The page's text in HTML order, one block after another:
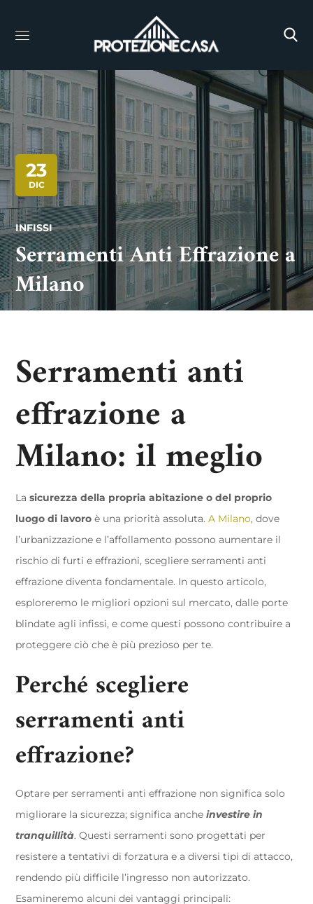
23
DIC
INFISSI
Serramenti Anti Effrazione a
Milano
Serramenti anti
effrazione a
Milano: il meglio
Lasicurezza della propria abitazione o del proprio
luogo di lavoro è una priorità assoluta.A Milano, dove
l’urbanizzazione e l’affollamento possono aumentare il
rischio di furti e effrazioni, scegliere serramenti anti
effrazione diventa fondamentale. In questo articolo,
esploreremo le migliori opzioni sul mercato, dalle porte
blindate agli infissi, e come questi possono contribuire a
proteggere ciò che è più prezioso per te.
Perché scegliere
serramenti anti
effrazione?
Optare per serramenti anti effrazione non significa solo
migliorare la sicurezza; significa ancheinvestire in
tranquillità. Questi serramenti sono progettati per
resistere a tentativi di forzatura e a diversi tipi di attacco,
rendendo più difficile l’ingresso non autorizzato.
Esamineremo alcuni dei vantaggi principali: